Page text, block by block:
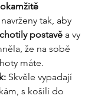
okamžitě
tak, aby
postavě a vy
že na sobě
máte.
Skvěle vypadají
s košilí do